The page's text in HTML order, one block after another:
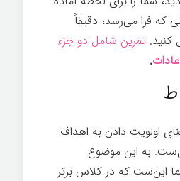
که فرا می‌رسد، دقیقاً
کنيد. تمرین شامل دو جزء
عادات.
اولویت دادن به اهداف
به این موضوع
این‌ست که در کلاس برتر